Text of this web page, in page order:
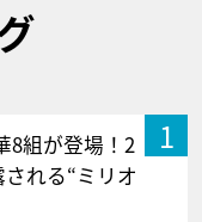
1
8組が登場！2
れる“ミリオ